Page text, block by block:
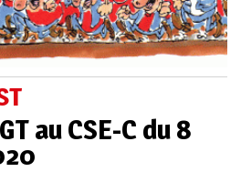
au CSE-C du 8